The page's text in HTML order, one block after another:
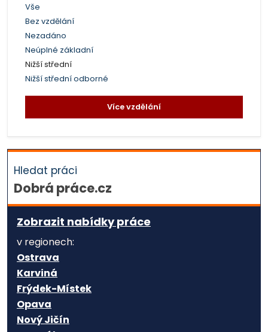
Vše
Bez vzdělání
Nezadáno
Neúplné základní
Nižší střední
Nižší střední odborné
Více vzdělání
Hledat práci
Dobrá práce.cz
Zobrazit nabídky práce
v regionech:
Ostrava
Karviná
Frýdek-Místek
Opava
Nový Jičín